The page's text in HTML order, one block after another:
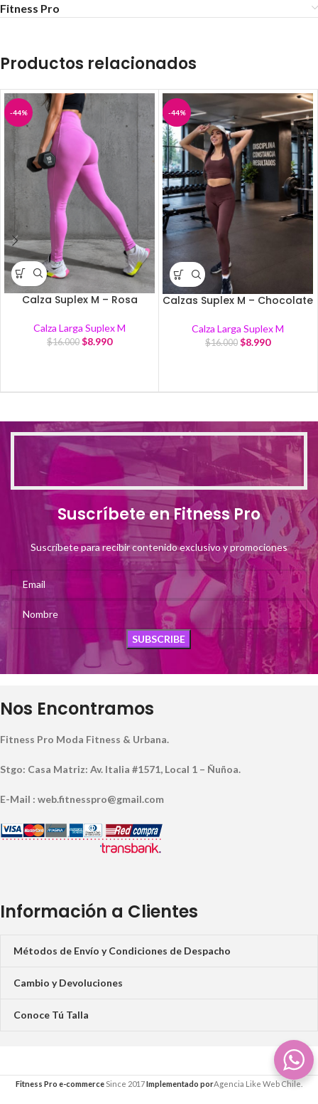
Fitness Pro
Productos relacionados
-44%
Calza Suplex M – Rosa
Calza Larga Suplex M
$16.000 $8.990
-44%
Calzas Suplex M – Chocolate
Calza Larga Suplex M
$16.000 $8.990
Suscríbete en Fitness Pro
Suscríbete para recibir contenido exclusivo y promociones
Nos Encontramos
Fitness Pro Moda Fitness & Urbana.
Stgo: Casa Matriz: Av. Italia #1571, Local 1 – Ñuñoa.
E-Mail : web.fitnesspro@gmail.com
Información a Clientes
Métodos de Envío y Condiciones de Despacho
Cambio y Devoluciones
Conoce Tú Talla
Fitness Pro e-commerce Since 2017Implementado porAgencia Like Web Chile.